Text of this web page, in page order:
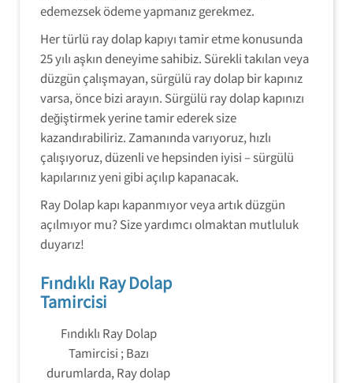
edemezsek ödeme yapmanız gerekmez.
Her türlü ray dolap kapıyı tamir etme konusunda
25 yılı aşkın deneyime sahibiz. Sürekli takılan veya
düzgün çalışmayan, sürgülü ray dolap bir kapınız
varsa, önce bizi arayın. Sürgülü ray dolap kapınızı
değiştirmek yerine tamir ederek size
kazandırabiliriz. Zamanında varıyoruz, hızlı
çalışıyoruz, düzenli ve hepsinden iyisi – sürgülü
kapılarınız yeni gibi açılıp kapanacak.
Ray Dolap kapı kapanmıyor veya artık düzgün
açılmıyor mu? Size yardımcı olmaktan mutluluk
duyarız!
Fındıklı Ray Dolap
Tamircisi
Fındıklı Ray Dolap
Tamircisi ; Bazı
durumlarda, Ray dolap